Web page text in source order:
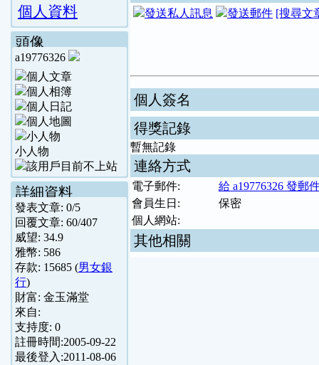
個人資料
頭像
a19776326
小人物
詳細資料
發表文章: 0/5
回覆文章: 60/407
威望: 34.9
雅幣: 586
存款: 15685 (男女銀
行)
財富: 金玉滿堂
來自:
支持度: 0
註冊時間:2005-09-22
最後登入:2011-08-06
[搜尋文
個人簽名
得獎記錄
暫無記錄
連絡方式
電子郵件:
給 a19776326 發郵
會員生日:
保密
個人網站:
其他相關